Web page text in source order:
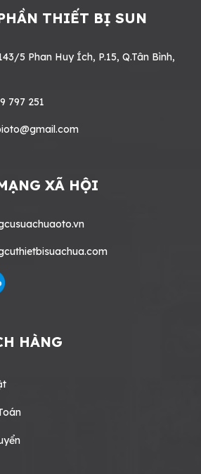
THIẾT BỊ SUN
5 Phan Huy Ích, P.15, Q.Tân Bình,
797 251
XÃ HỘI
HÀNG